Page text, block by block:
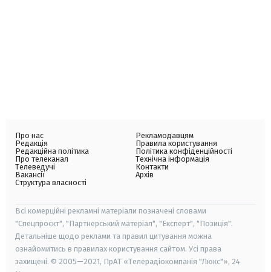
Про нас
Редакція
Редакційна політика
Про телеканал
Телеведучі
Вакансії
Структура власності
Рекламодавцям
Правила користування
Політика конфіденційності
Технічна інформація
Контакти
Архів
Всі комерційні рекламні матеріали позначені словами
"Спецпроєкт", "Партнерський матеріал", "Експерт", "Позиція".
Детальніше щодо реклами та правил цитування можна
ознайомитись в правилах користування сайтом. Усі права
захищені. © 2005—2021, ПрАТ «Телерадіокомпанія "Люкс"», 24